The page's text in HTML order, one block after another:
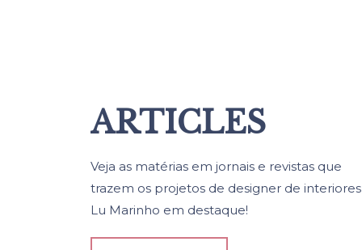
ARTICLES
Veja as matérias em jornais e revistas que
trazem os projetos de designer de
Lu Marinho em destaque!